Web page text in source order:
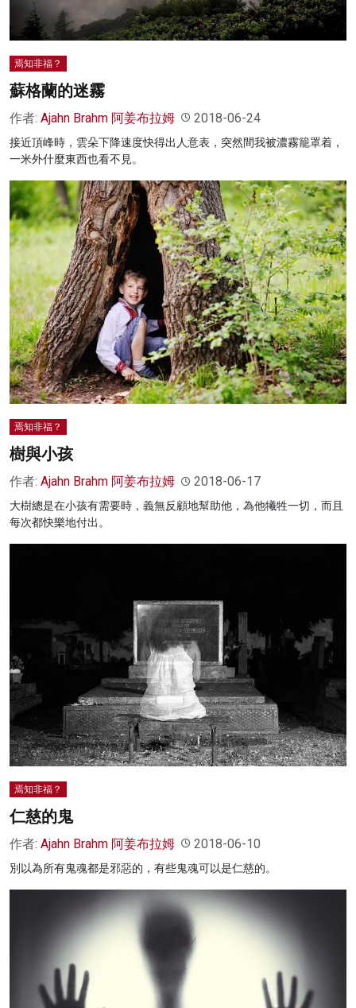
焉知非福？
蘇格蘭的迷霧
作者: Ajahn Brahm 阿姜布拉姆 2018-06-24
接近頂峰時，雲朵下降速度快得出人意表，突然間我被濃霧籠罩着，
一米外什麼東西也看不見。
焉知非福？
樹與小孩
作者: Ajahn Brahm 阿姜布拉姆 2018-06-17
大樹總是在小孩有需要時，義無反顧地幫助他，為他犧牲一切，而且
每次都快樂地付出。
焉知非福？
仁慈的鬼
作者: Ajahn Brahm 阿姜布拉姆 2018-06-10
別以為所有鬼魂都是邪惡的，有些鬼魂可以是仁慈的。